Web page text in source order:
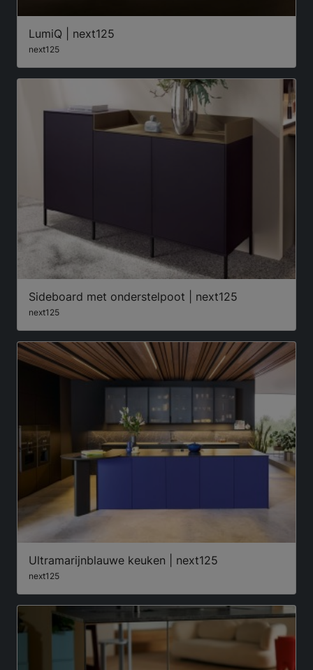
LumiQ | next125
next125
Sideboard met onderstelpoot | next125
next125
Ultramarijnblauwe keuken | next125
next125